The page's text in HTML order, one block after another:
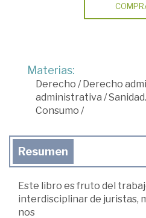
Materias:
Derecho /Derecho
administrativa /
Consumo /
Resumen
Este libro es fruto del
interdisciplinar de juristas,
nos